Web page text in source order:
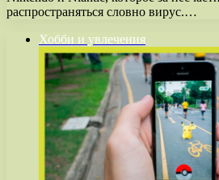
распространяться словно вирус.…
Хобби и увлечения